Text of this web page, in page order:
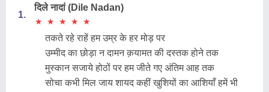
1.
दिले नादां (Dile Nadan)
★
★ ★
★ ★
★ ★
★ ★
★
तकते रहे राहें हम उम्र के हर मोड़ पर
उम्मीद का छोड़ा न दामन क़यामत की दस्तक होने तक
मुस्कान सजाये होठों पर हम जीते गए अंतिम आह तक
सोचा कभी मिल जाय शायद कहीं खुशियों का आशियाँ हमें भी